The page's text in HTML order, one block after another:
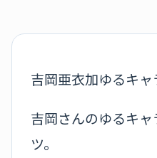
吉岡亜衣加ゆるキ
吉岡さんのゆるキ
ツ。